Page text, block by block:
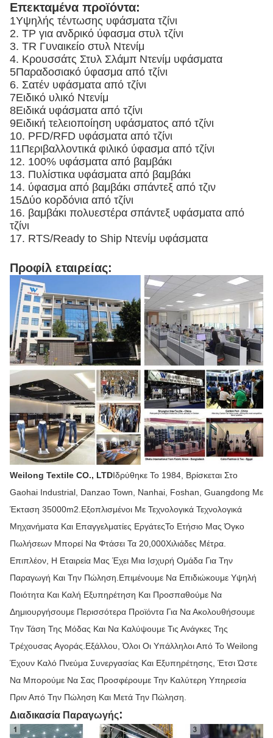
Επεκταμένα προϊόντα:
1Υψηλής τέντωσης υφάσματα τζίνι
2. ΤΡ για ανδρικό ύφασμα στυλ τζίνι
3. TR Γυναικείο στυλ Ντενίμ
4. Κρουσσάτς Στυλ Σλάμπ Ντενίμ υφάσματα
5Παραδοσιακό ύφασμα από τζίνι
6. Σατέν υφάσματα από τζίνι
7Ειδικό υλικό Ντενίμ
8Ειδικά υφάσματα από τζίνι
9Ειδική τελειοποίηση υφάσματος από τζίνι
10. PFD/RFD υφάσματα από τζίνι
11Περιβαλλοντικά φιλικό ύφασμα από τζίνι
12. 100% υφάσματα από βαμβάκι
13. Πυλίστικα υφάσματα από βαμβάκι
14. ύφασμα από βαμβάκι σπάντεξ από τζιν
15Δύο κορδόνια από τζίνι
16. βαμβάκι πολυεστέρα σπάντεξ υφάσματα από
τζίνι
17. RTS/Ready to Ship Ντενίμ υφάσματα
Προφίλ εταιρείας:
Weilong Textile CO., LTDΙδρύθηκε Το 1984, Βρίσκεται Στο
Gaohai Industrial, Danzao Town, Nanhai, Foshan, Guangdong Με
Έκταση 35000m2.Εξοπλισμένοι Με Τεχνολογικά Τεχνολογικά
Μηχανήματα Και Επαγγελματίες ΕργάτεςΤο Ετήσιο Μας Όγκο
Πωλήσεων Μπορεί Να Φτάσει Τα 20,000Χιλιάδες Μέτρα.
Επιπλέον, Η Εταιρεία Μας Έχει Μια Ισχυρή Ομάδα Για Την
Παραγωγή Και Την Πώληση.Επιμένουμε Να Επιδιώκουμε Υψηλή
Ποιότητα Και Καλή Εξυπηρέτηση Και Προσπαθούμε Να
Δημιουργήσουμε Περισσότερα Προϊόντα Για Να Ακολουθήσουμε
Την Τάση Της Μόδας Και Να Καλύψουμε Τις Ανάγκες Της
Τρέχουσας Αγοράς.Εξάλλου, Όλοι Οι Υπάλληλοι Από Το Weilong
Έχουν Καλό Πνεύμα Συνεργασίας Και Εξυπηρέτησης, Έτσι Ώστε
Να Μπορούμε Να Σας Προσφέρουμε Την Καλύτερη Υπηρεσία
Πριν Από Την Πώληση Και Μετά Την Πώληση.
Διαδικασία Παραγωγής: